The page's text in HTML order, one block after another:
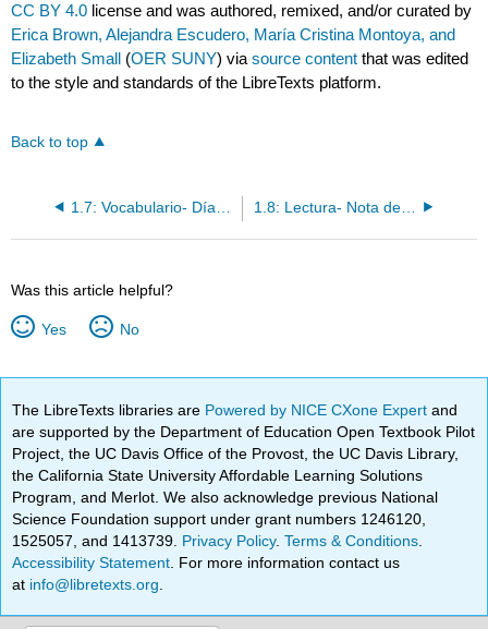
CC BY 4.0 license and was authored, remixed, and/or curated by
Erica Brown, Alejandra Escudero, María Cristina Montoya, and
Elizabeth Small (OER SUNY) viasource content that was edited
to the style and standards of the LibreTexts platform.
Back to top
1.8: Lectura- Nota de Pedro
Was this article helpful?
Yes No
The LibreTexts libraries are Powered by NICE CXone Expertand
are supported by the Department of Education Open Textbook Pilot
Project, the UC Davis Office of the Provost, the UC Davis Library,
the California State University Affordable Learning Solutions
Program, and Merlot. We also acknowledge previous National
Science Foundation support under grant numbers 1246120,
1525057, and 1413739. Privacy Policy.Terms & Conditions
Accessibility Statement . For more information contact us
at info@libretexts.org